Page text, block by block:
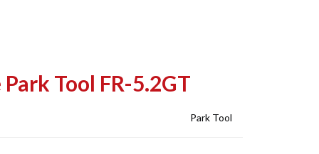
Tool FR-5.2GT
Park Tool